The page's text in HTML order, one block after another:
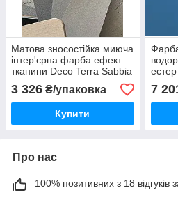
Матова зносостійка миюча
інтер'єрна фарба ефект
тканини Deco Terra Sabbia
D’arte 1 л
3 326 ₴/упаковка
Купити
7
Про нас
100% позитивних з 18 відгуків